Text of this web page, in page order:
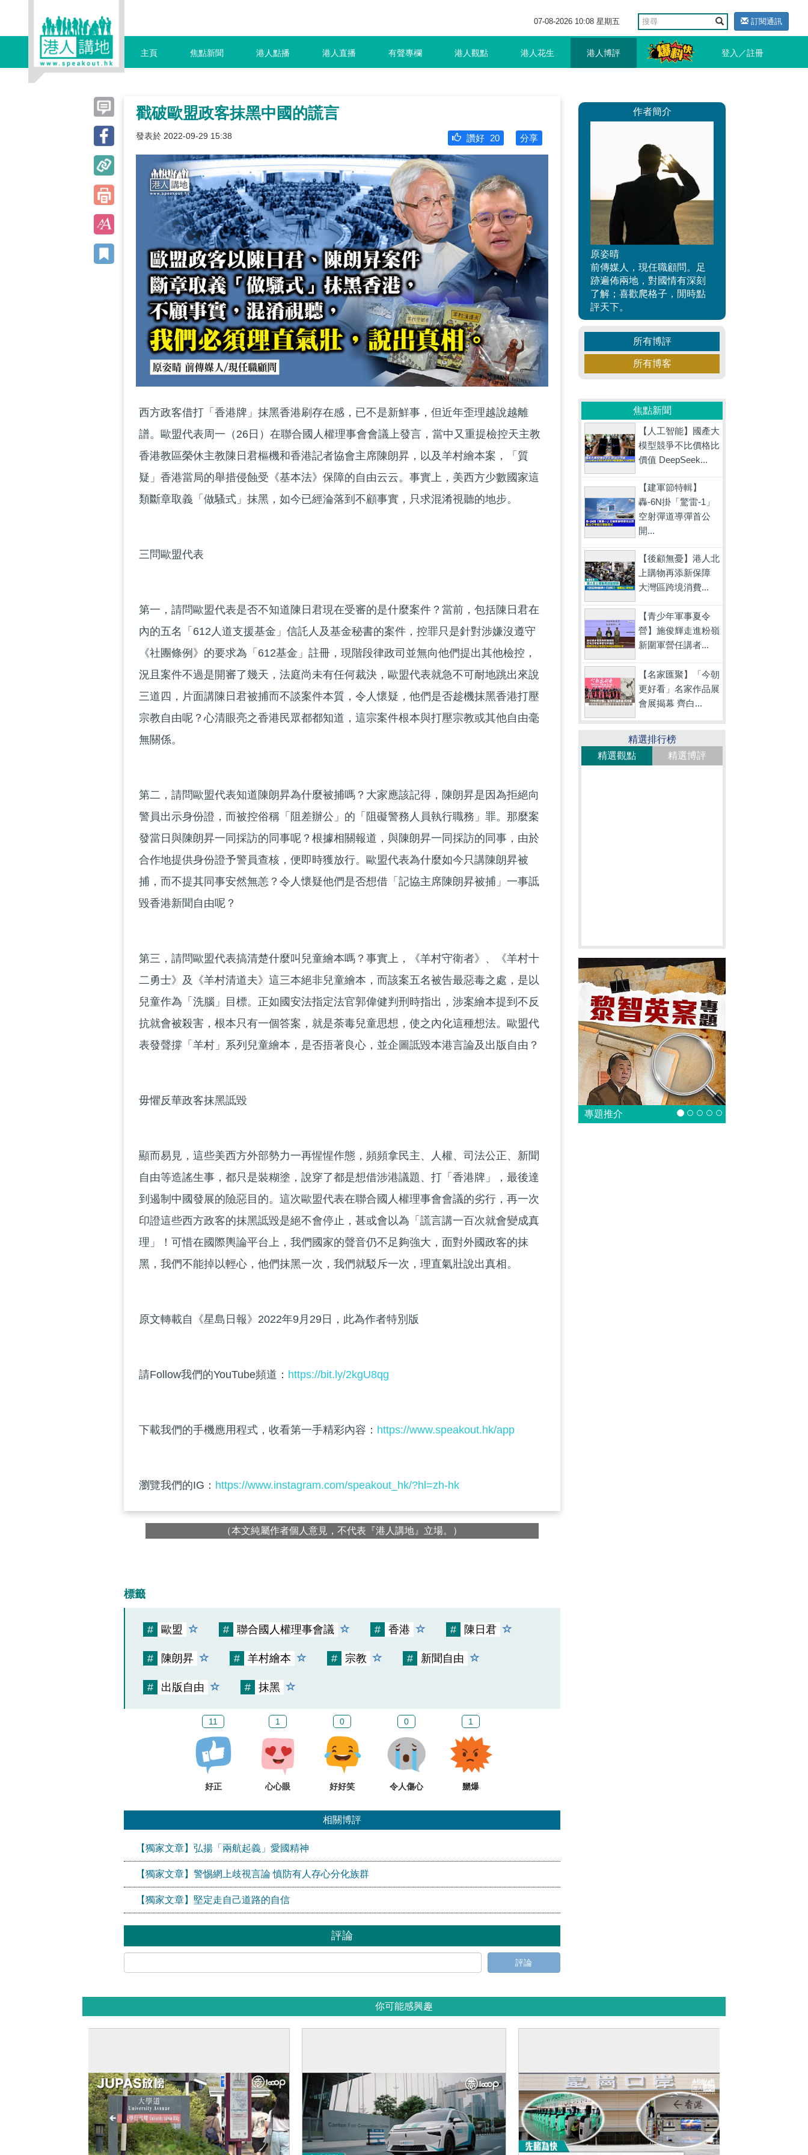
07-08-2026 10:08 星期五 訂閱通訊
主頁 焦點新聞 港人點播 港人直播 有聲專欄 港人觀點 港人花生 港人博評 登入／註冊
戳破歐盟政客抹黑中國的謊言
發表於 2022-09-29 15:38 分享
讚好 20
西方政客借打「香港牌」抹黑香港刷存在感，已不是新鮮事，但近年歪理越說越離
譜。歐盟代表周一（26日）在聯合國人權理事會會議上發言，當中又重提檢控天主教
香港教區榮休主教陳日君樞機和香港記者協會主席陳朗昇，以及羊村繪本案，「質
疑」香港當局的舉措侵蝕受《基本法》保障的自由云云。事實上，美西方少數國家這
類斷章取義「做騷式」抹黑，如今已經淪落到不顧事實，只求混淆視聽的地步。
三問歐盟代表
第一，請問歐盟代表是否不知道陳日君現在受審的是什麼案件？當前，包括陳日君在
內的五名「612人道支援基金」信託人及基金秘書的案件，控罪只是針對涉嫌沒遵守
《社團條例》的要求為「612基金」註冊，現階段律政司並無向他們提出其他檢控，
況且案件不過是開審了幾天，法庭尚未有任何裁決，歐盟代表就急不可耐地跳出來說
三道四，片面講陳日君被捕而不談案件本質，令人懷疑，他們是否趁機抹黑香港打壓
宗教自由呢？心清眼亮之香港民眾都都知道，這宗案件根本與打壓宗教或其他自由毫
無關係。
第二，請問歐盟代表知道陳朗昇為什麼被捕嗎？大家應該記得，陳朗昇是因為拒絕向
警員出示身份證，而被控俗稱「阻差辦公」的「阻礙警務人員執行職務」罪。那麼案
發當日與陳朗昇一同採訪的同事呢？根據相關報道，與陳朗昇一同採訪的同事，由於
合作地提供身份證予警員查核，便即時獲放行。歐盟代表為什麼如今只講陳朗昇被
捕，而不提其同事安然無恙？令人懷疑他們是否想借「記協主席陳朗昇被捕」一事詆
毀香港新聞自由呢？
第三，請問歐盟代表搞清楚什麼叫兒童繪本嗎？事實上，《羊村守衛者》、《羊村十
二勇士》及《羊村清道夫》這三本絕非兒童繪本，而該案五名被告最惡毒之處，是以
兒童作為「洗腦」目標。正如國安法指定法官郭偉健判刑時指出，涉案繪本提到不反
抗就會被殺害，根本只有一個答案，就是荼毒兒童思想，使之內化這種想法。歐盟代
表發聲撐「羊村」系列兒童繪本，是否捂著良心，並企圖詆毀本港言論及出版自由？
毋懼反華政客抹黑詆毀
顯而易見，這些美西方外部勢力一再惺惺作態，頻頻拿民主、人權、司法公正、新聞
自由等造謠生事，都只是裝糊塗，說穿了都是想借涉港議題、打「香港牌」，最後達
到遏制中國發展的險惡目的。這次歐盟代表在聯合國人權理事會會議的劣行，再一次
印證這些西方政客的抹黑詆毀是絕不會停止，甚或會以為「謊言講一百次就會變成真
理」！可惜在國際輿論平台上，我們國家的聲音仍不足夠強大，面對外國政客的抹
黑，我們不能掉以輕心，他們抹黑一次，我們就駁斥一次，理直氣壯說出真相。
原文轉載自《星島日報》2022年9月29日，此為作者特別版
請Follow我們的YouTube頻道： https://bit.ly/2kgU8qg
下載我們的手機應用程式，收看第一手精彩內容： https://www.speakout.hk/app
瀏覽我們的IG： https://www.instagram.com/speakout_hk/?hl=zh-hk
（本文純屬作者個人意見，不代表『港人講地』立場。）
標籤
# 歐盟 # 聯合國人權理事會議 # 香港 # 陳日君
# 陳朗昇 # 羊村繪本 # 宗教 # 新聞自由
# 出版自由 # 抹黑
11
好正
1
心心眼
0
好好笑
0
令人傷心
1
嬲爆
相關博評
【獨家文章】弘揚「兩航起義」愛國精神
【獨家文章】警惕網上歧視言論 慎防有人存心分化族群
【獨家文章】堅定走自己道路的自信
評論
評論
作者簡介
原姿晴
前傳媒人，現任職顧問。足
跡遍佈兩地，對國情有深刻
了解；喜歡爬格子，閒時點
評天下。
所有博評
所有博客
焦點新聞
【人工智能】國產大
模型競爭不比價格比
價值 DeepSeek...
【建軍節特輯】
轟-6N掛「驚雷-1」
空射彈道導彈首公
開...
【後顧無憂】港人北
上購物再添新保障
大灣區跨境消費...
【青少年軍事夏令
營】施俊輝走進粉嶺
新圍軍營任講者...
【名家匯聚】「今朝
更好看」名家作品展
會展揭幕 齊白...
精選排行榜
精選觀點
精選博評
專題推介
你可能感興趣